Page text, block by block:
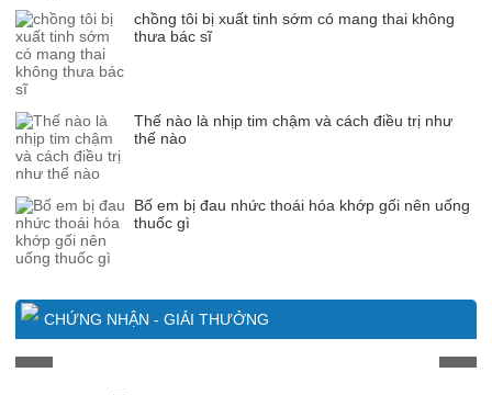
chồng tôi bị xuất tinh sớm có mang thai không
thưa bác sĩ
Thế nào là nhịp tim chậm và cách điều trị như
thế nào
Bố em bị đau nhức thoái hóa khớp gối nên uống
thuốc gì
CHỨNG NHẬN - GIẢI THƯỞNG